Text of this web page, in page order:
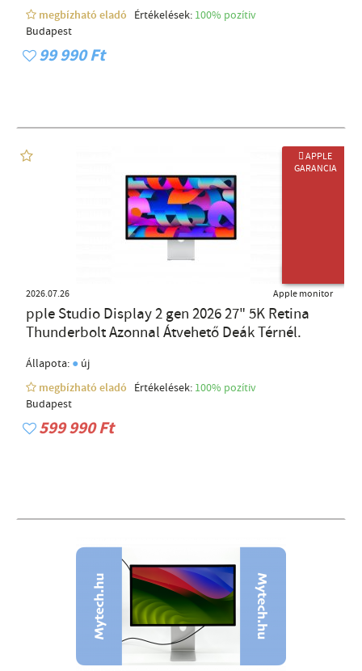
megbízható eladó
Értékelések: 100% pozítiv
Budapest
99 990 Ft
 APPLE
GARANCIA
2026.07.26 Apple monitor
pple Studio Display 2 gen 2026 27" 5K Retina
Thunderbolt Azonnal Átvehető Deák Térnél.
Állapota: ● új
megbízható eladó
Értékelések: 100% pozítiv
Budapest
599 990 Ft